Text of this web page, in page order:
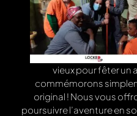
vieux pour fêter un
commémorons
original ! Nous vous
poursuivre l’aventure en